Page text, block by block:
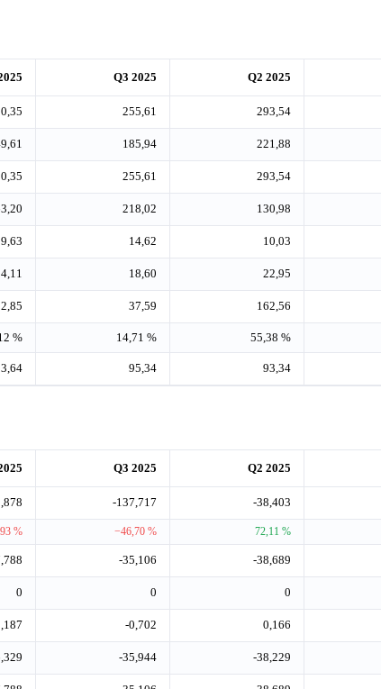
Q3 2025 Q2 2025
255,61 293,54
185,94 221,88
255,61 293,54
218,02 130,98
14,62 10,03
18,60 22,95
37,59 162,56
% 14,71 % 55,38 %
95,34 93,34
Q3 2025 Q2 2025
-137,717 -38,403
% −46,70 % 72,11 %
-35,106 -38,689
0 0 0
-0,702 0,166
-35,944 -38,229